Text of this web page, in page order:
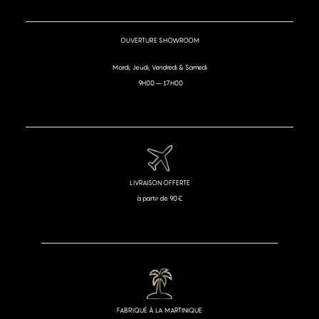
OUVERTURE SHOWROOM
Mardi, Jeudi, Vendredi & Samedi
9H00 – 17H00
FABRIQUÉ À LA MARTINIQUE
LIVRAISON OFFERTE
à partir de 90€